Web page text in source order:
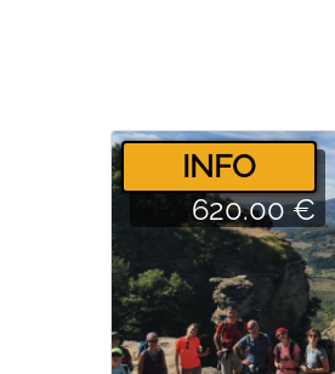
­INFO
620.00 €